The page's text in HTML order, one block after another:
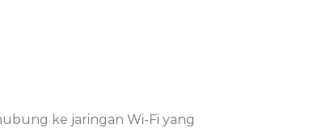
ke jaringan Wi-Fi yang